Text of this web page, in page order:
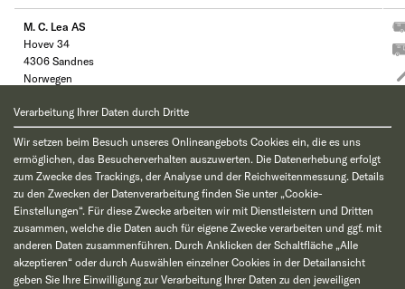
M. C. Lea AS
Hovev 34
4306 Sandnes
Norwegen
post@mclea.no
http://www.mclea.no
WVD-Südcaravan GmbH
Hanferstraße 30
79108 Freiburg
Deutschland
+49 761 15 24 00
info@suedcaravan.de
http://www.suedcaravan.de
Verarbeitung Ihrer Daten durch Dritte
Wir setzen beim Besuch unseres Onlineangebots Cookies ein, die es uns
ermöglichen, das Besucherverhalten auszuwerten. Die Datenerhebung erfolgt
zum Zwecke des Trackings, der Analyse und der Reichweitenmessung. Details
zu den Zwecken der Datenverarbeitung finden Sie unter „Cookie-
Einstellungen“. Für diese Zwecke arbeiten wir mit Dienstleistern und Dritten
zusammen, welche die Daten auch für eigene Zwecke verarbeiten und ggf. mit
anderen Daten zusammenführen. Durch Anklicken der Schaltfläche „Alle
akzeptieren“ oder durch Auswählen einzelner Cookies in der Detailansicht
geben Sie Ihre Einwilligung zur Verarbeitung Ihrer Daten zu den jeweiligen